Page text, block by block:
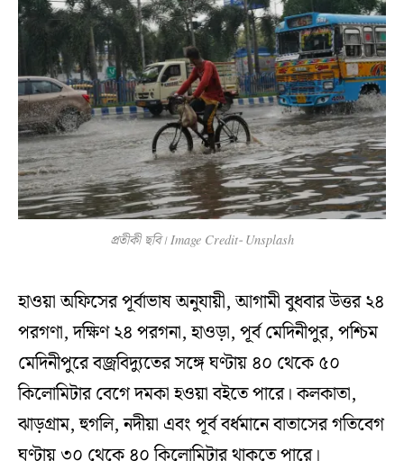
প্রতীকী ছবি। Image Credit- Unsplash
হাওয়া অফিসের পূর্বাভাষ অনুযায়ী, আগামী বুধবার উত্তর ২৪
পরগণা, দক্ষিণ ২৪ পরগনা, হাওড়া, পূর্ব মেদিনীপুর, পশ্চিম
মেদিনীপুরে বজ্রবিদ্যুতের সঙ্গে ঘণ্টায় ৪০ থেকে ৫০
কিলোমিটার বেগে দমকা হওয়া বইতে পারে। কলকাতা,
ঝাড়গ্রাম, হুগলি, নদীয়া এবং পূর্ব বর্ধমানে বাতাসের গতিবেগ